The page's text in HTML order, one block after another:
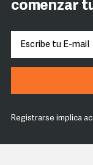
comenzar
Registrarse implica